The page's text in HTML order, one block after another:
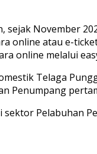
sejak November
online atau e-
online melalui
Telaga
Penumpang
sektor Pelabuhan